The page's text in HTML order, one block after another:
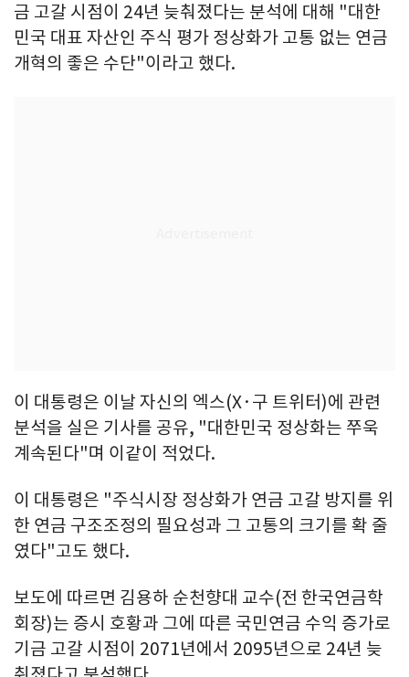
금 고갈 시점이 24년 늦춰졌다는 분석에 대해 "대한
민국 대표 자산인 주식 평가 정상화가 고통 없는 연금
개혁의 좋은 수단"이라고 했다.
이 대통령은 이날 자신의 엑스(X·구 트위터)에 관련
분석을 실은 기사를 공유, "대한민국 정상화는 쭈욱
계속된다"며 이같이 적었다.
이 대통령은 "주식시장 정상화가 연금 고갈 방지를 위
한 연금 구조조정의 필요성과 그 고통의 크기를 확 줄
였다"고도 했다.
보도에 따르면 김용하 순천향대 교수(전 한국연금학
회장)는 증시 호황과 그에 따른 국민연금 수익 증가로
기금 고갈 시점이 2071년에서 2095년으로 24년 늦